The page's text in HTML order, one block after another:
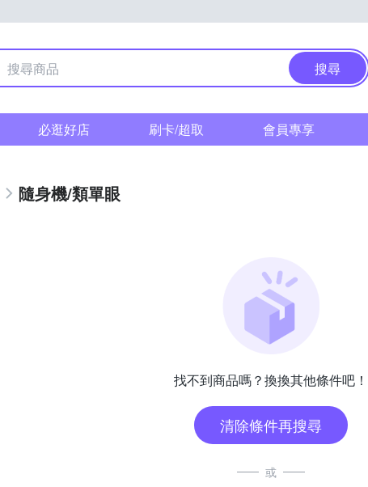
搜尋
必逛好店 刷卡/超取 會員專享
隨身機/類單眼
找不到商品嗎？換換其他條件吧！
清除條件再搜尋
或